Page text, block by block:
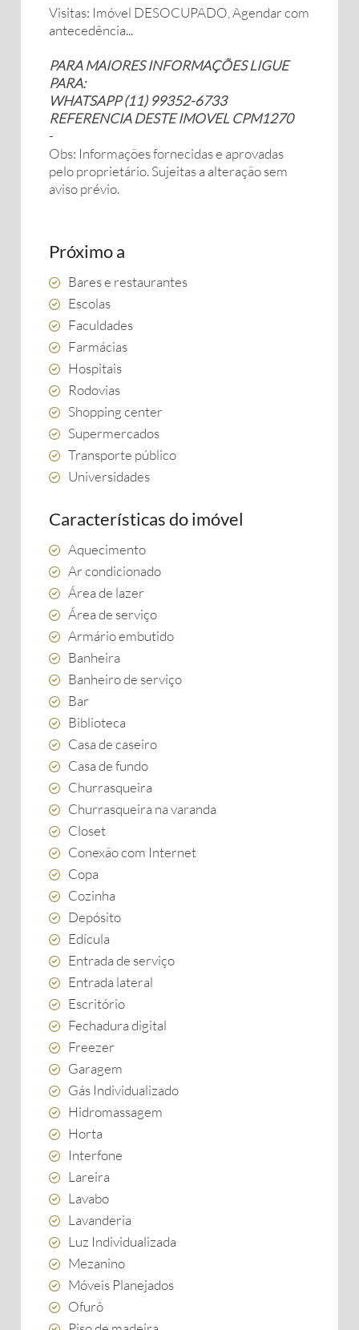
Visitas: Imóvel DESOCUPADO, Agendar com
antecedência...
PARA MAIORES INFORMAÇÕES LIGUE
PARA:
WHATSAPP (11) 99352-6733
REFERENCIA DESTE IMOVEL CPM1270
-
Obs: Informações fornecidas e aprovadas
pelo proprietário. Sujeitas a alteração sem
aviso prévio.
Próximo a
Bares e restaurantes
Escolas
Faculdades
Farmácias
Hospitais
Rodovias
Shopping center
Supermercados
Transporte público
Universidades
Características do imóvel
Aquecimento
Ar condicionado
Área de lazer
Área de serviço
Armário embutido
Banheira
Banheiro de serviço
Bar
Biblioteca
Casa de caseiro
Casa de fundo
Churrasqueira
Churrasqueira na varanda
Closet
Conexão com Internet
Copa
Cozinha
Depósito
Edícula
Entrada de serviço
Entrada lateral
Escritório
Fechadura digital
Freezer
Garagem
Gás Individualizado
Hidromassagem
Horta
Interfone
Lareira
Lavabo
Lavanderia
Luz Individualizada
Mezanino
Móveis Planejados
Ofurô